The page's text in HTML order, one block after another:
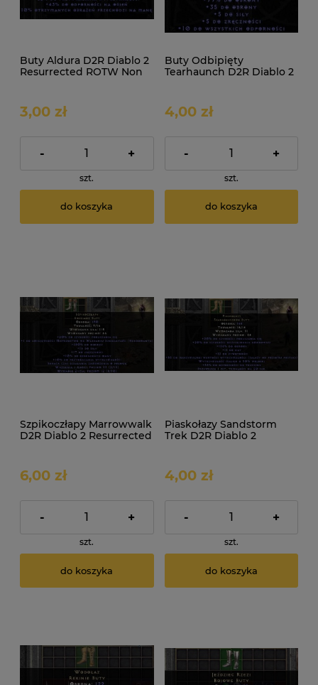
Buty Aldura D2R Diablo 2
Resurrected ROTW Non
3,00 zł
- +
szt.
do koszyka
Buty Odbipięty
Tearhaunch D2R Diablo 2
4,00 zł
- +
szt.
do koszyka
Szpikoczłapy Marrowwalk
D2R Diablo 2 Resurrected
6,00 zł
- +
szt.
do koszyka
Piaskołazy Sandstorm
Trek D2R Diablo 2
4,00 zł
- +
szt.
do koszyka